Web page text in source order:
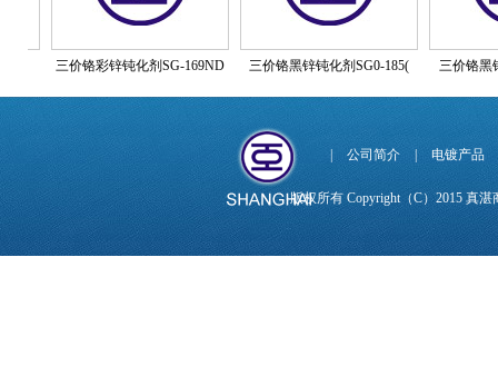
三价铬彩锌钝化剂SG-169ND 三价铬黑锌钝化剂SG0-185( 三价铬黑锌
公司简介 电镀产品
版权所有 Copyright（C）2015 真